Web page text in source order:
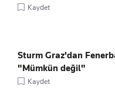
Kaydet
Sturm Graz'dan
"Mümkün değil"
Kaydet